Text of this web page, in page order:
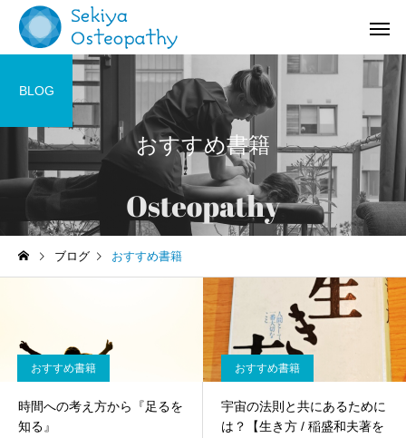
お知らせ
オステオパシー施術＠国立
施術記録
【症例紹介】活動量の
バネ指の痛み
おすすめ書籍
BLOG
ブログ おすすめ書籍
おすすめ書籍
時間への考え方から『足るを
知る』
おすすめ書籍
宇宙の法則と共にあるために
は？【生き方 / 稲盛和夫著を